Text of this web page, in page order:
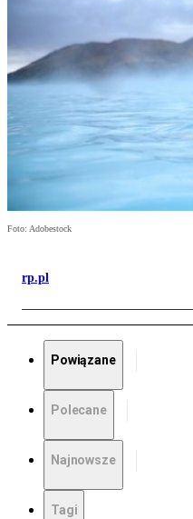
Foto: Adobestock
rp.pl
Powiązane
Polecane
Najnowsze
Tagi